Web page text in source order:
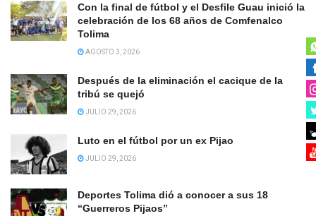
Con la final de fútbol y el Desfile Guau inició la
celebración de los 68 años de Comfenalco
Tolima
AGOSTO 3, 2026
Después de la eliminación el cacique de la
tribú se quejó
JULIO 29, 2026
Luto en el fútbol por un ex Pijao
JULIO 29, 2026
Deportes Tolima dió a conocer a sus 18
“Guerreros Pijaos”